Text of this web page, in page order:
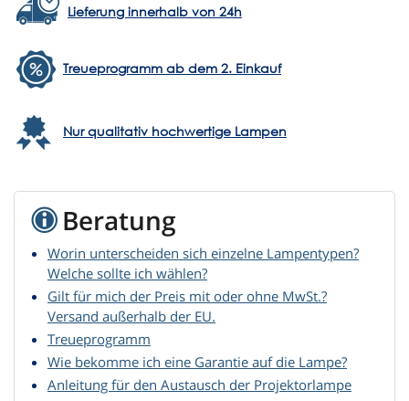
Lieferung innerhalb von 24h
Treueprogramm ab dem 2. Einkauf
Nur qualitativ hochwertige Lampen
Beratung
Worin unterscheiden sich einzelne Lampentypen?
Welche sollte ich wählen?
Gilt für mich der Preis mit oder ohne MwSt.?
Versand außerhalb der EU.
Treueprogramm
Wie bekomme ich eine Garantie auf die Lampe?
Anleitung für den Austausch der Projektorlampe